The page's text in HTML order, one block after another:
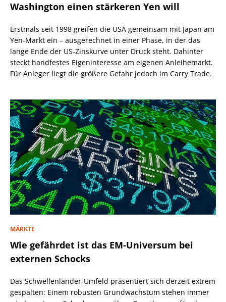
Washington einen stärkeren Yen will
Erstmals seit 1998 greifen die USA gemeinsam mit Japan am
Yen-Markt ein – ausgerechnet in einer Phase, in der das
lange Ende der US-Zinskurve unter Druck steht. Dahinter
steckt handfestes Eigeninteresse am eigenen Anleihemarkt.
Für Anleger liegt die größere Gefahr jedoch im Carry Trade.
MÄRKTE
Wie gefährdet ist das EM-Universum bei
externen Schocks
Das Schwellenländer-Umfeld präsentiert sich derzeit extrem
gespalten: Einem robusten Grundwachstum stehen immer